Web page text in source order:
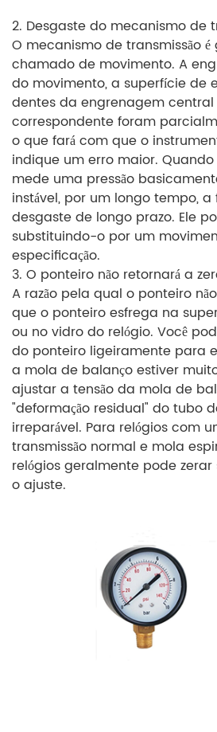
2. Desgaste do mecanismo de
O mecanismo de transmissão
chamado de movimento. A
do movimento, a superfície de
dentes da engrenagem
correspondente foram
o que fará com que o
indique um erro maior.
mede uma pressão
instável, por um longo tempo,
desgaste de longo prazo. Ele
substituindo-o por um
especificação.
3. O ponteiro não retornará a
A razão pela qual o ponteiro
que o ponteiro esfrega na
ou no vidro do relógio. Você
do ponteiro ligeiramente para
a mola de balanço estiver
ajustar a tensão da mola de
"deformação residual" do tubo
irreparável. Para relógios com
transmissão normal e mola
relógios geralmente pode
o ajuste.